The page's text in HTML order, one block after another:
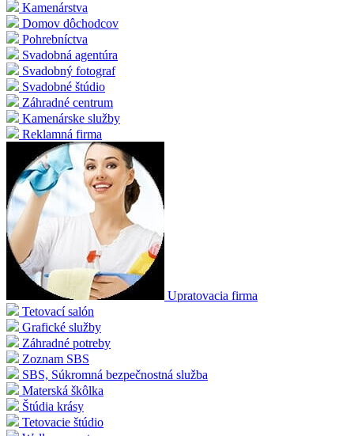
Kamenárstva
Domov dôchodcov
Pohrebníctva
Svadobná agentúra
Svadobný fotograf
Svadobné štúdio
Záhradné centrum
Kamenárske služby
Reklamná firma
Upratovacia firma
Tetovací salón
Grafické služby
Záhradné potreby
Zoznam SBS
SBS, Súkromná bezpečnostná služba
Materská škôlka
Štúdia krásy
Tetovacie štúdio